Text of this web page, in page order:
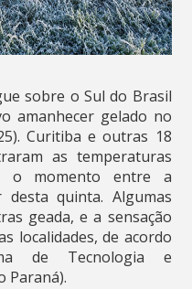
sobre o Sul do Brasil
amanhecer gelado no
Curitiba e outras 18
as temperaturas
o momento entre a
quinta. Algumas
geada, e a sensação
localidades, de acordo
de Tecnologia e
Paraná).